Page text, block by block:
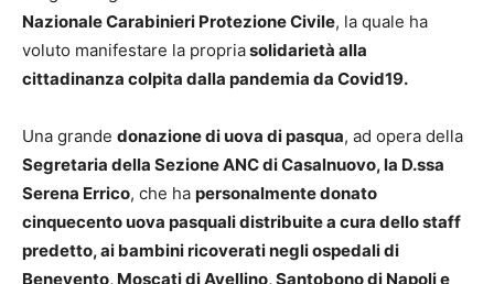
Nazionale Carabinieri Protezione Civile, la quale ha
voluto manifestare la propriasolidarietà alla
cittadinanza colpita dalla pandemia da Covid19.
Una grande donazione di uova di pasqua, ad opera della
Segretaria della Sezione ANC di Casalnuovo, la D.ssa
Serena Errico, che ha personalmente donato
cinquecento uova pasquali distribuite a cura dello staff
predetto, ai bambini ricoverati negli ospedali di
Benevento, Moscati di Avellino, Santobono di Napoli e